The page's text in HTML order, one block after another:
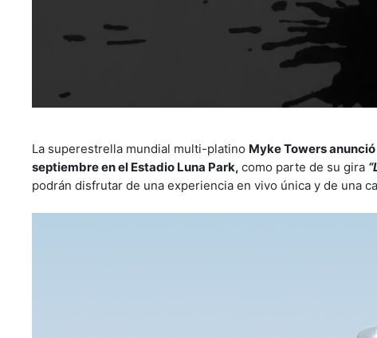
La superestrella mundial multi-platino Myke Towers
septiembre en el Estadio Luna Park, como parte de su gira
podrán disfrutar de una experiencia en vivo única y de una